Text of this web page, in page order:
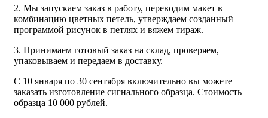
2. Мы запускаем заказ в работу, переводим макет в
комбинацию цветных петель, утверждаем созданный
программой рисунок в петлях и вяжем тираж.
3. Принимаем готовый заказ на склад, проверяем,
упаковываем и передаем в доставку.
С 10 января по 30 сентября включительно вы можете
заказать изготовление сигнального образца. Стоимость
образца 10 000 рублей.